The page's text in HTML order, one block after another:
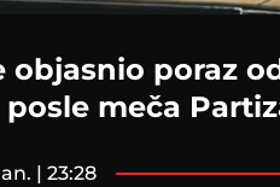
poraz
meča
| 23:28